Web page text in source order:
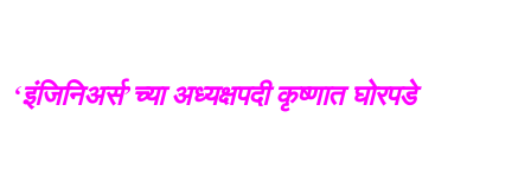
‘इंजिनिअर्स’च्या अध्यक्षपदी कृष्णात घोरपडे